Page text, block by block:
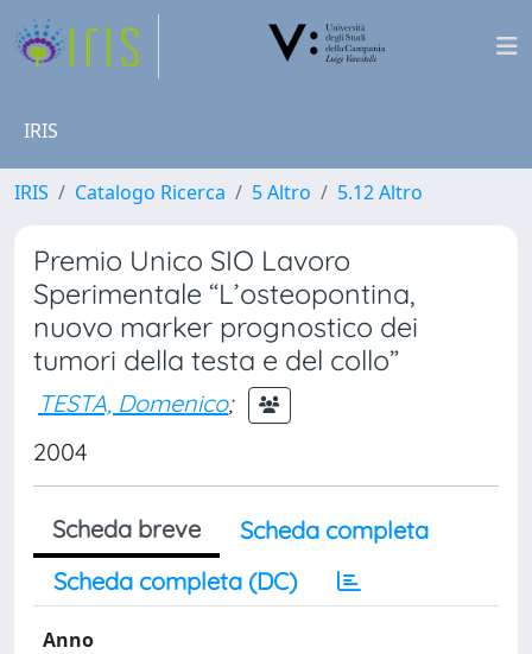
IRIS
IRIS Catalogo Ricerca 5 Altro 5.12 Altro
Premio Unico SIO Lavoro
Sperimentale “L’osteopontina,
nuovo marker prognostico dei
tumori della testa e del collo”
TESTA, Domenico;
2004
Scheda breve
Scheda completa
Scheda completa (DC)
Anno